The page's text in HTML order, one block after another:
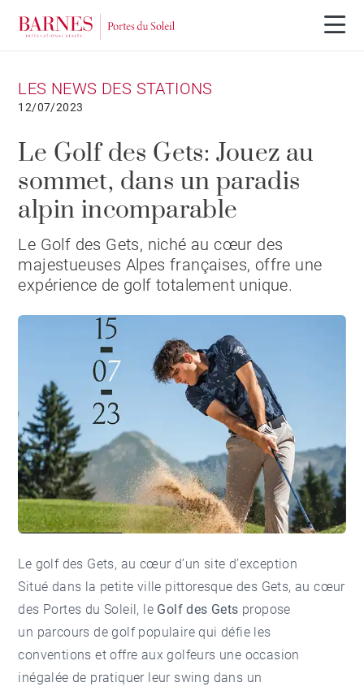
LES NEWS DES STATIONS
12/07/2023
Le Golf des Gets: Jouez au
sommet, dans un paradis
alpin incomparable
Le Golf des Gets, niché au cœur des
majestueuses Alpes françaises, offre une
expérience de golf totalement unique.
Le golf des Gets, au cœur d’un site d’exception
Situé dans la petite ville pittoresque des Gets, au cœur
des Portes du Soleil, le Golf des Gets propose
un parcours de golf populaire qui défie les
conventions et offre aux golfeurs une occasion
inégalée de pratiquer leur swing dans un